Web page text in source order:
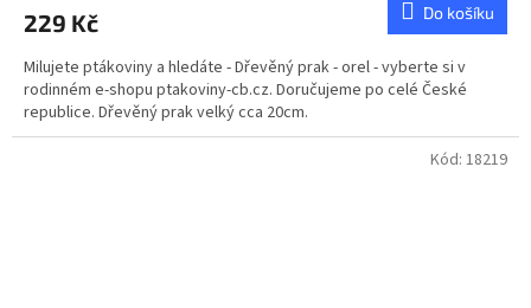
229 Kč Do košíku
Milujete ptákoviny a hledáte - Dřevěný prak - orel - vyberte si v
rodinném e-shopu ptakoviny-cb.cz. Doručujeme po celé České
republice. Dřevěný prak velký cca 20cm.
Kód: 18219